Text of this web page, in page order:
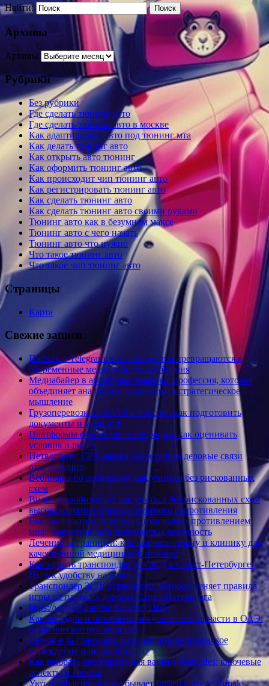
Найти:
Архивы
Архивы
Рубрики
Без рубрики
Где сделать тюнинг авто
Где сделать тюнинг авто в москве
Как адаптировать авто под тюнинг мта
Как делать тюнинг авто
Как открыть авто тюнинг
Как оформить тюнинг авто
Как происходит чип тюнинг авто
Как регистрировать тюнинг авто
Как сделать тюнинг авто
Как сделать тюнинг авто своими руками
Тюнинг авто как в безумном максе
Тюнинг авто с чего начать
Тюнинг авто что нужно
Что такое тюнинг авто
Что такое чип тюнинг авто
Страницы
Карта
Свежие записи
Паблик в Telegram: как сообщества превращаются в
современные медиа и центры общения
Медиабайер в арбитраже трафика: профессия, которая
объединяет аналитику, маркетинг и стратегическое
мышление
Грузоперевозки из ОАЭ в Россию: как подготовить
документы и маршрут
Платформы финансовых операций: как оценивать
условия и риски
Нетворкинг CPA-рынка: как строить деловые связи
ответственно
Вебинары по арбитражу: как учиться без рискованных
схем
Видео по арбитражу: как учиться без рискованных схем
высоковольтные провода нулевого сопротивления
Высоковольтные провода с нулевым сопротивлением:
миф, маркетинг или инженерная реальность
Лечение за границей: как выбрать страну и клинику для
качественной медицинской помощи
Как купить транспондер для ЗСД в Санкт-Петербурге:
Путь к удобству на дорогах
Транспондер ЗСД: Устройство, которое меняет правила
игры на платных дорогах Санкт-Петербурга
https://www.garantbank.uz/ru/vklady
Как выгодно и безопасно покупать автозапчасти в ОАЭ:
практическое руководство
Лечение за границей: Как выбрать медицинское
учреждение и не ошибиться?
Как выбрать автосервис для вашего Mercedes: ключевые
аспекты и советы
Уют и характер: каким бывает номер в отеле Konak